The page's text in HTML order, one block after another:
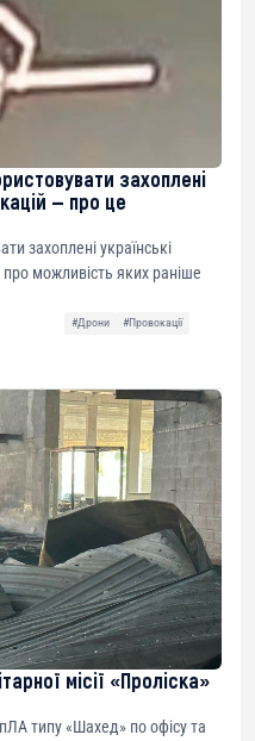
захоплені
— про це
захоплені українські
можливість яких раніше
#Дрони
#Провокації
місії «Проліска»
типу «Шахед» по офісу та